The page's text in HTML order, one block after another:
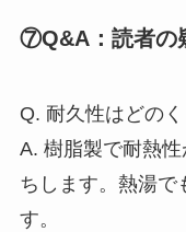
⑦Q&A：読者の
Q. 耐久性はどのく
A. 樹脂製で耐熱
ちします。熱湯で
す。